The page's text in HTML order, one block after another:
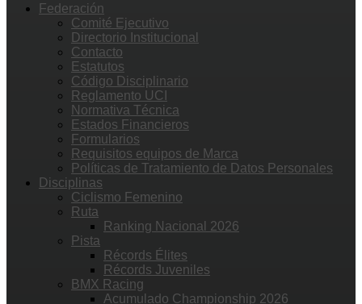
Federación
Comité Ejecutivo
Directorio Institucional
Contacto
Estatutos
Código Disciplinario
Reglamento UCI
Normativa Técnica
Estados Financieros
Formularios
Requisitos equipos de Marca
Políticas de Tratamiento de Datos Personales
Disciplinas
Ciclismo Femenino
Ruta
Ranking Nacional 2026
Pista
Récords Élites
Récords Juveniles
BMX Racing
Acumulado Championship 2026